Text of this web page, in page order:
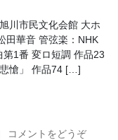
川市民文化会館 大ホ
田華音 管弦楽：NHK
1番 変ロ短調 作品23
愴」 作品74 […]
コメントをどうぞ